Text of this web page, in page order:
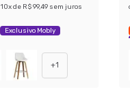
10x de R$ 99,49 sem juros
Exclusivo Mobly
+1